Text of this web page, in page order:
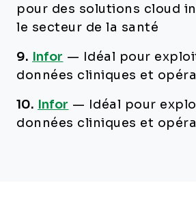
pour des solutions cloud
le secteur de la santé
9. Infor —
Idéal pour
données cliniques et
10. Infor —
Idéal pour
données cliniques et